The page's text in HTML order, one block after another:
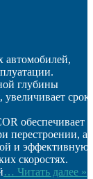
автомобилей,
глубины
срок
обеспечивает
перестроении, а
и эффективную
скоростях.
… Читать далее »